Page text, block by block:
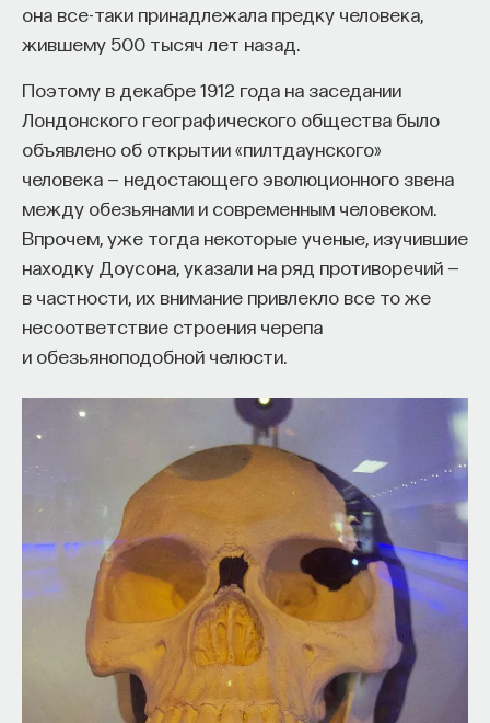
она все-таки принадлежала предку человека,
жившему 500 тысяч лет назад.
Поэтому в декабре 1912 года на заседании
Лондонского географического общества было
объявлено об открытии «пилтдаунского»
человека — недостающего эволюционного звена
между обезьянами и современным человеком.
Впрочем, уже тогда некоторые ученые, изучившие
находку Доусона, указали на ряд противоречий —
в частности, их внимание привлекло все то же
несоответствие строения черепа
и обезьяноподобной челюсти.
НАПИСАТЬ НАМ
НАД МАТЕРИАЛОМ РАБОТАЛИ
ПостНаука
команда ПостНауки
НАУКА
237 публикаций
НАУКА ЖУРНАЛ
ФИЛОСОФСКИЙ ПОИСК: НАЧАЛА